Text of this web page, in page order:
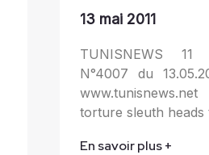
13 mai 2011
TUNISNEWS
N°4007 du
torture sleuth heads
En savoir plus +